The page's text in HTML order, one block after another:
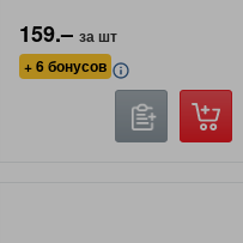
159.– за шт
+ 6 бонусов